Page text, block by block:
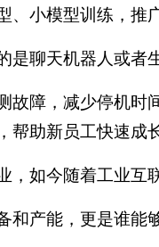
、小模型训练，推
是聊天机器人或者
故障，减少停机
帮助新员工快速成长
，如今随着工业互
和产能，更是谁能